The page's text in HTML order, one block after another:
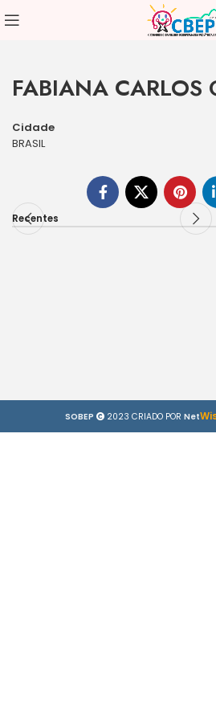
FABIANA CARLOS
Cidade
BRASIL
Recentes
SOBEP 2023 CRIADO POR Net